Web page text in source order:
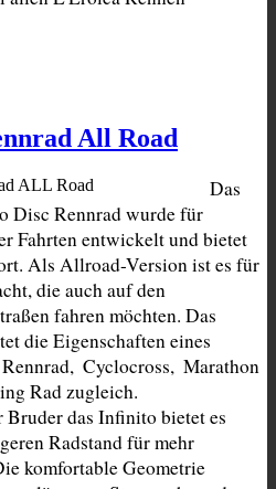
All Road
Das
Disc Rennrad wurde für
Fahrten entwickelt und bietet
Als Allroad-Version ist es für
die auch auf den
fahren möchten. Das
die Eigenschaften eines
Cyclocross,  Marathon
Rad zugleich.
Bruder das Infinito bietet es
Radstand für mehr
komfortable Geometrie